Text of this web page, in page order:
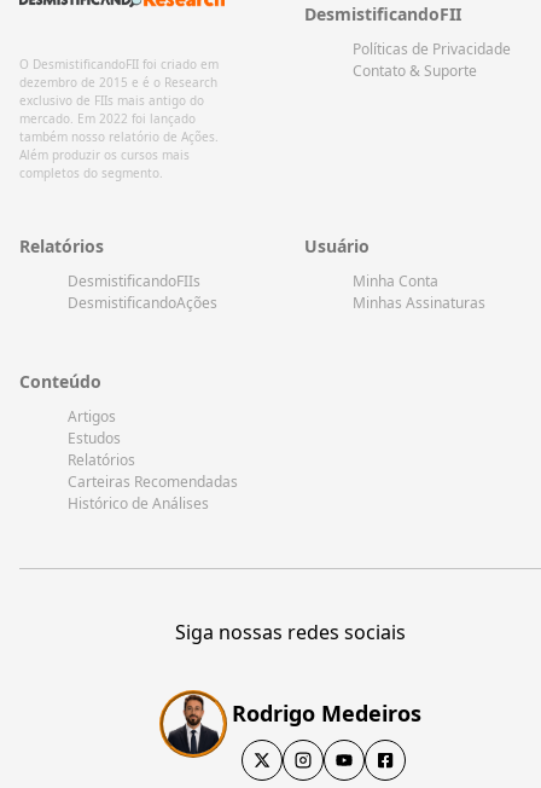
O DesmistificandoFII foi criado em
dezembro de 2015 e é o Research
exclusivo de FIIs mais antigo do
mercado. Em 2022 foi lançado
também nosso relatório de Ações.
Além produzir os cursos mais
completos do segmento.
DesmistificandoFII
Políticas de Privacidade
Contato & Suporte
Relatórios
DesmistificandoFIIs
DesmistificandoAções
Usuário
Minha Conta
Minhas Assinaturas
Conteúdo
Artigos
Estudos
Relatórios
Carteiras Recomendadas
Histórico de Análises
Siga nossas redes sociais
Rodrigo Medeiros